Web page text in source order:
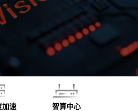
加速 智算中心